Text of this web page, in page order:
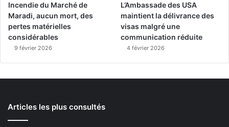
Incendie du Marché de
Maradi, aucun mort, des
pertes matérielles
considérables
9 février 2026
L’Ambassade des USA
maintient la délivrance des
visas malgré une
communication réduite
4 février 2026
Articles les plus consultés